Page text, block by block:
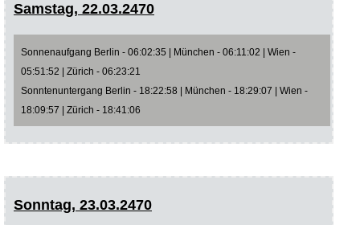
Samstag, 22.03.2470
Sonnenaufgang Berlin - 06:02:35 | München - 06:11:02 | Wien -
05:51:52 | Zürich - 06:23:21
Sonntenuntergang Berlin - 18:22:58 | München - 18:29:07 | Wien -
18:09:57 | Zürich - 18:41:06
Sonntag, 23.03.2470